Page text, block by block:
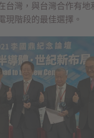
台灣，與台灣合作有地
現階段的最佳選擇。